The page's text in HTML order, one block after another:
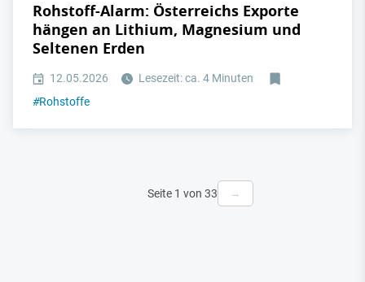
Rohstoff-Alarm: Österreichs Exporte
hängen an Lithium, Magnesium und
Seltenen Erden
12.05.2026
Lesezeit: ca. 4 Minuten
#Rohstoffe
Seite 1 von 33 →